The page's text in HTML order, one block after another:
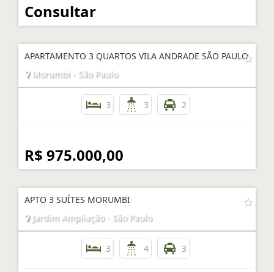
Consultar
APARTAMENTO 3 QUARTOS VILA ANDRADE SÃO PAULO
Morumbi - São Paulo
3 3 2
R$ 975.000,00
APTO 3 SUÍTES MORUMBI
Jardim Ampliação - São Paulo
3 4 3